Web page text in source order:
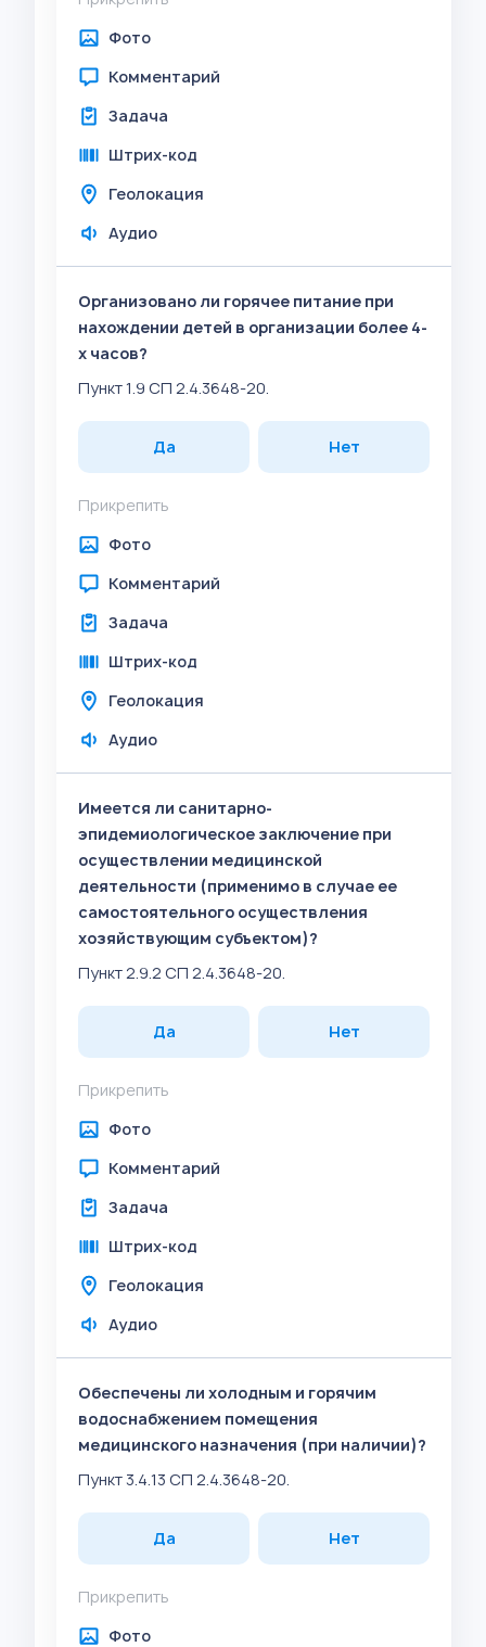
Фото
Комментарий
Задача
Штрих-код
Геолокация
Аудио
Организовано ли горячее питание при
нахождении детей в организации более 4-
х часов?
Пункт 1.9 СП 2.4.3648-20.
Да Нет
Прикрепить
Фото
Комментарий
Задача
Штрих-код
Геолокация
Аудио
Имеется ли санитарно-
эпидемиологическое заключение при
осуществлении медицинской
деятельности (применимо в случае ее
самостоятельного осуществления
хозяйствующим субъектом)?
Пункт 2.9.2 СП 2.4.3648-20.
Да Нет
Прикрепить
Фото
Комментарий
Задача
Штрих-код
Геолокация
Аудио
Обеспечены ли холодным и горячим
водоснабжением помещения
медицинского назначения (при наличии)?
Пункт 3.4.13 СП 2.4.3648-20.
Да Нет
Прикрепить
Фото